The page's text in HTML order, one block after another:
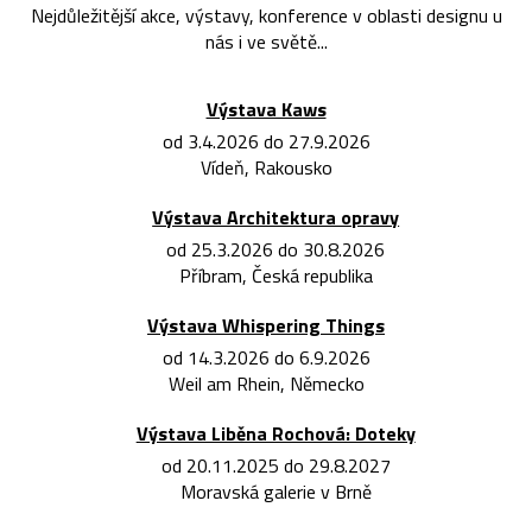
Nejdůležitější akce, výstavy, konference v oblasti designu u
nás i ve světě...
Výstava Kaws
od 3.4.2026 do 27.9.2026
Vídeň, Rakousko
Výstava Architektura opravy
od 25.3.2026 do 30.8.2026
Příbram, Česká republika
Výstava Whispering Things
od 14.3.2026 do 6.9.2026
Weil am Rhein, Německo
Výstava Liběna Rochová: Doteky
od 20.11.2025 do 29.8.2027
Moravská galerie v Brně